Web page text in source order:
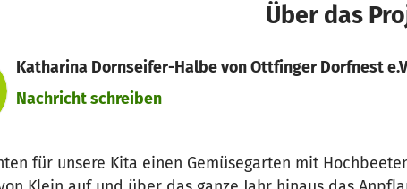
Über das
Katharina Dornseifer-Halbe von Ottfinger Dorfnest
Nachricht schreiben
für unsere Kita einen Gemüsegarten mit